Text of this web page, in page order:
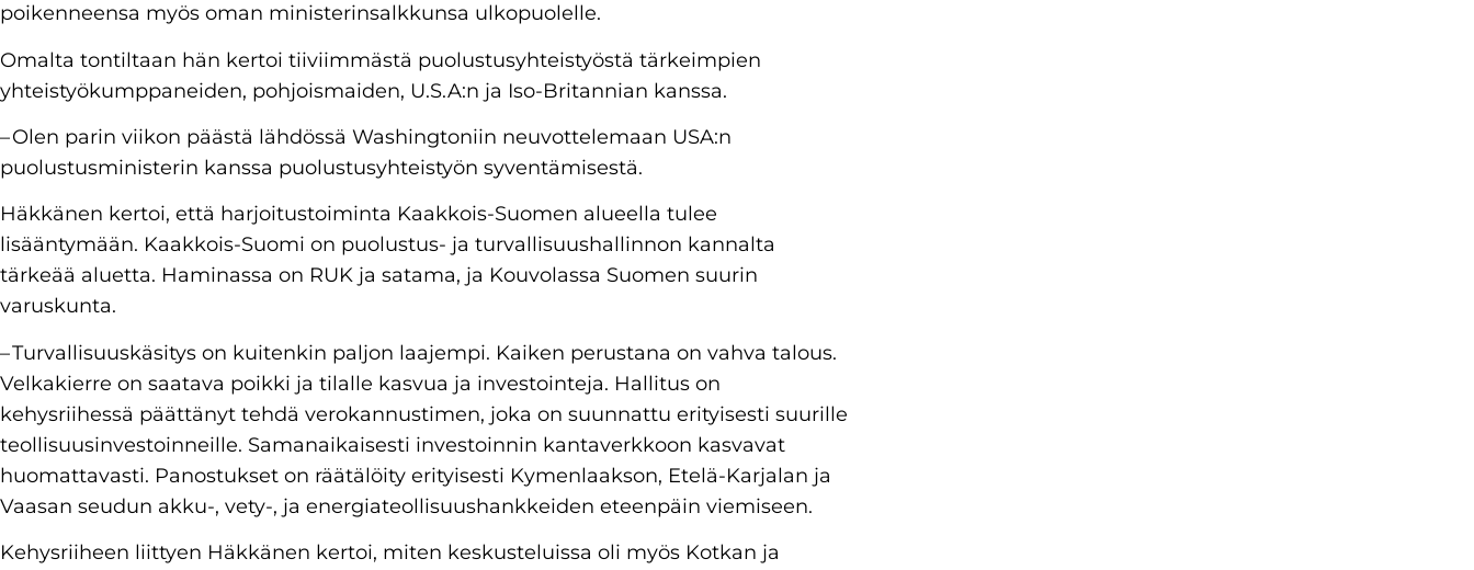
poikenneensa myös oman ministerinsalkkunsa ulkopuolelle.
Omalta tontiltaan hän kertoi tiiviimmästä puolustusyhteistyöstä tärkeimpien
yhteistyökumppaneiden, pohjoismaiden, U.S.A:n ja Iso-Britannian kanssa.
– Olen parin viikon päästä lähdössä Washingtoniin neuvottelemaan USA:n
puolustusministerin kanssa puolustusyhteistyön syventämisestä.
Häkkänen kertoi, että harjoitustoiminta Kaakkois-Suomen alueella tulee
lisääntymään. Kaakkois-Suomi on puolustus- ja turvallisuushallinnon kannalta
tärkeää aluetta. Haminassa on RUK ja satama, ja Kouvolassa Suomen suurin
varuskunta.
– Turvallisuuskäsitys on kuitenkin paljon laajempi. Kaiken perustana on vahva talous.
Velkakierre on saatava poikki ja tilalle kasvua ja investointeja. Hallitus on
kehysriihessä päättänyt tehdä verokannustimen, joka on suunnattu erityisesti suurille
teollisuusinvestoinneille. Samanaikaisesti investoinnin kantaverkkoon kasvavat
huomattavasti. Panostukset on räätälöity erityisesti Kymenlaakson, Etelä-Karjalan ja
Vaasan seudun akku-, vety-, ja energiateollisuushankkeiden eteenpäin viemiseen.
Kehysriiheen liittyen Häkkänen kertoi, miten keskusteluissa oli myös Kotkan ja